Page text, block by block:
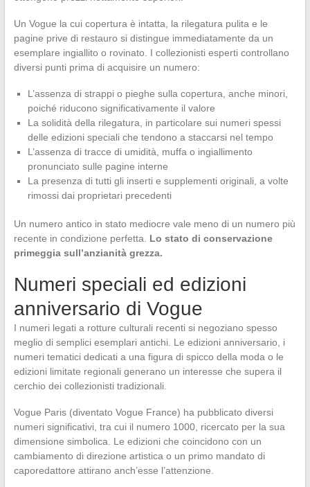
Un Vogue la cui copertura è intatta, la rilegatura pulita e le
pagine prive di restauro si distingue immediatamente da un
esemplare ingiallito o rovinato. I collezionisti esperti controllano
diversi punti prima di acquisire un numero:
L’assenza di strappi o pieghe sulla copertura, anche minori,
poiché riducono significativamente il valore
La solidità della rilegatura, in particolare sui numeri spessi
delle edizioni speciali che tendono a staccarsi nel tempo
L’assenza di tracce di umidità, muffa o ingiallimento
pronunciato sulle pagine interne
La presenza di tutti gli inserti e supplementi originali, a volte
rimossi dai proprietari precedenti
Un numero antico in stato mediocre vale meno di un numero più
recente in condizione perfetta. Lo stato di conservazione
primeggia sull’anzianità grezza.
Numeri speciali ed edizioni
anniversario di Vogue
I numeri legati a rotture culturali recenti si negoziano spesso
meglio di semplici esemplari antichi. Le edizioni anniversario, i
numeri tematici dedicati a una figura di spicco della moda o le
edizioni limitate regionali generano un interesse che supera il
cerchio dei collezionisti tradizionali.
Vogue Paris (diventato Vogue France) ha pubblicato diversi
numeri significativi, tra cui il numero 1000, ricercato per la sua
dimensione simbolica. Le edizioni che coincidono con un
cambiamento di direzione artistica o un primo mandato di
caporedattore attirano anch’esse l’attenzione.